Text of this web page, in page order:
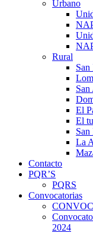
Urbano
Rural
San
El
El
San
La
Contacto
PQR’S
PQRS
Convocatorias
2024